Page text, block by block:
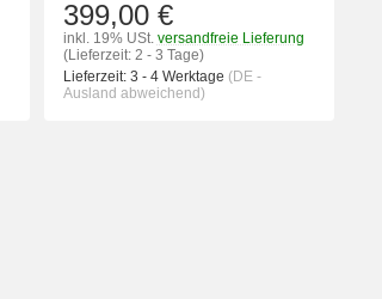
399,00 €
inkl. 19% USt. versandfreie Lieferung
(Lieferzeit: 2 - 3 Tage)
Lieferzeit: 3 - 4 Werktage (DE -
Ausland abweichend)